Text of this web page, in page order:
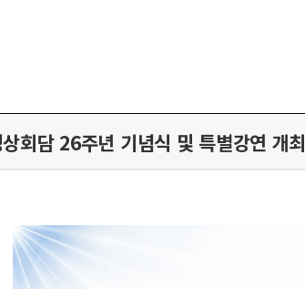
회담 26주년 기념식 및 특별강연 개최